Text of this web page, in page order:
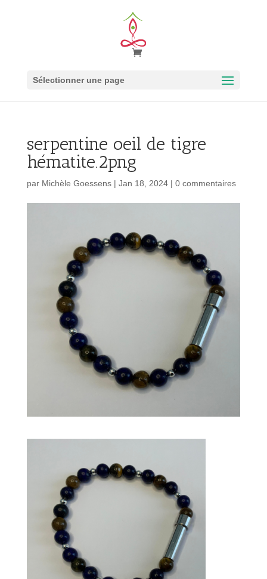
Sélectionner une page
serpentine oeil de tigre
hématite.2png
par Michèle Goessens| Jan 18, 2024| 0 commentaires